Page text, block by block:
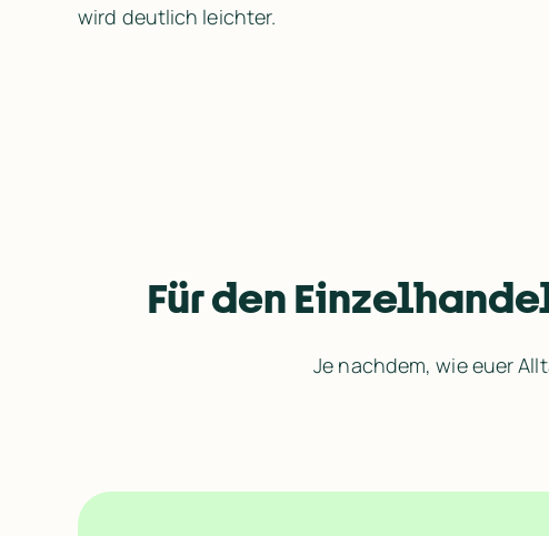
wird deutlich leichter.
Für den
Je nachdem, wie euer